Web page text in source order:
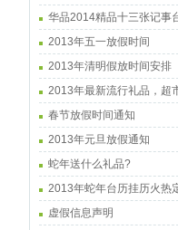
华品2014精品十三张记事
2013年五一放假时间
2013年清明假放时间安排
2013年最新流行礼品，超
春节放假时间通知
2013年元旦放假通知
蛇年送什么礼品?
2013年蛇年台历挂历火热
虚假信息声明